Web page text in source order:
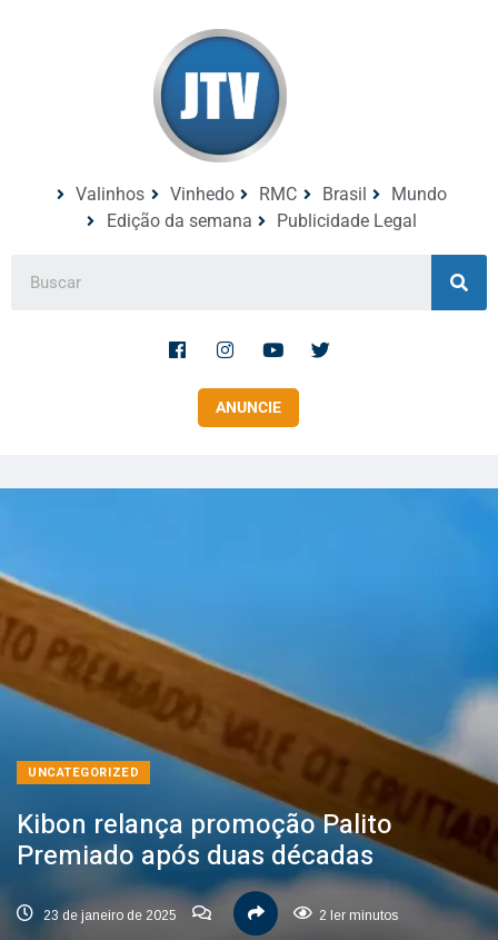
Valinhos Vinhedo RMC Brasil
Mundo
Edição da semana
Publicidade Legal
ANUNCIE
UNCATEGORIZED
Kibon relança promoção Palito
Premiado após duas décadas
23 de janeiro de 2025 2 ler minutos